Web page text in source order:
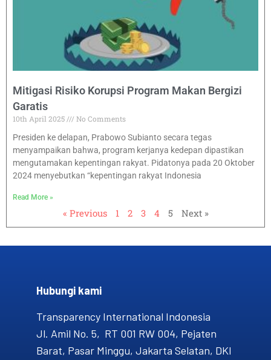
Mitigasi Risiko Korupsi Program Makan Bergizi
Garatis
10th April 2025
No Comments
Presiden ke delapan, Prabowo Subianto secara tegas
menyampaikan bahwa, program kerjanya kedepan dipastikan
mengutamakan kepentingan rakyat. Pidatonya pada 20 Oktober
2024 menyebutkan “kepentingan rakyat Indonesia
Read More »
« Previous 1 2 3 4 5 Next »
Hubungi kami​
Transparency International Indonesia
Jl. Amil No. 5, RT 001 RW 004, Pejaten
Barat, Pasar Minggu, Jakarta Selatan, DKI